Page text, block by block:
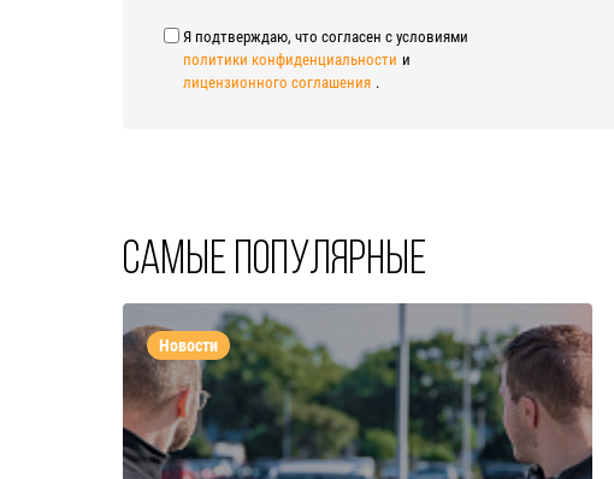
Я подтверждаю, что согласен с условиями
политики конфиденциальности и
лицензионного соглашения .
Самые популярные
Новости